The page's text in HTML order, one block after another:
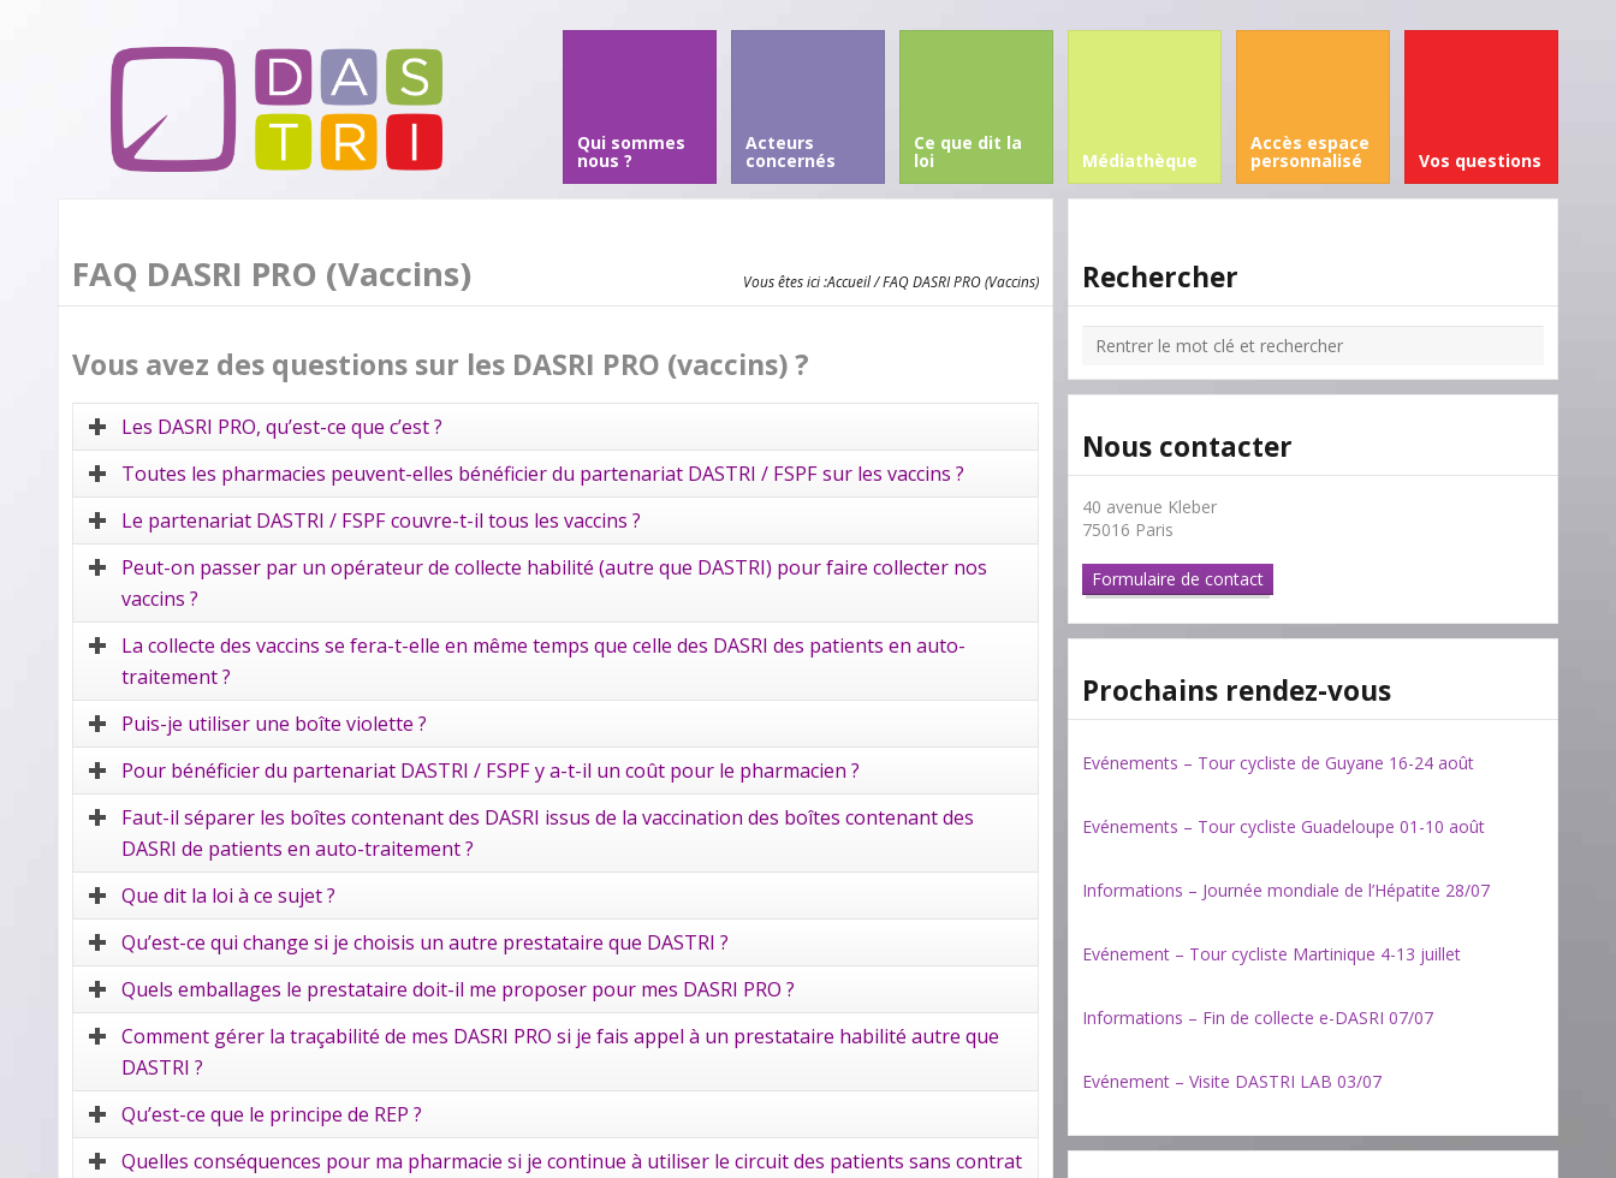
Qui sommes
nous ?
Acteurs
concernés
Ce que dit la
loi Médiathèque
Accès espace
personnalisé Vos questions
FAQ DASRI PRO (Vaccins) Vous êtes ici :Accueil/ FAQ DASRI PRO (Vaccins)
Vous avez des questions sur les DASRI PRO (vaccins) ?
Les DASRI PRO, qu’est-ce que c’est ?
Toutes les pharmacies peuvent-elles bénéficier du partenariat DASTRI / FSPF sur les vaccins ?
Le partenariat DASTRI / FSPF couvre-t-il tous les vaccins ?
Peut-on passer par un opérateur de collecte habilité (autre que DASTRI) pour faire collecter nos
vaccins ?
La collecte des vaccins se fera-t-elle en même temps que celle des DASRI des patients en auto-
traitement ?
Puis-je utiliser une boîte violette ?
Pour bénéficier du partenariat DASTRI / FSPF y a-t-il un coût pour le pharmacien ?
Faut-il séparer les boîtes contenant des DASRI issus de la vaccination des boîtes contenant des
DASRI de patients en auto-traitement ?
Que dit la loi à ce sujet ?
Qu’est-ce qui change si je choisis un autre prestataire que DASTRI ?
Quels emballages le prestataire doit-il me proposer pour mes DASRI PRO ?
Comment gérer la traçabilité de mes DASRI PRO si je fais appel à un prestataire habilité autre que
DASTRI ?
Qu’est-ce que le principe de REP ?
Quelles conséquences pour ma pharmacie si je continue à utiliser le circuit des patients sans contrat
Rechercher
Nous contacter
40 avenue Kleber
75016 Paris
Formulaire de contact
Prochains rendez-vous
Evénements – Tour cycliste de Guyane 16-24 août
Evénements – Tour cycliste Guadeloupe 01-10 août
Informations – Journée mondiale de l’Hépatite 28/07
Evénement – Tour cycliste Martinique 4-13 juillet
Informations – Fin de collecte e-DASRI 07/07
Evénement – Visite DASTRI LAB 03/07